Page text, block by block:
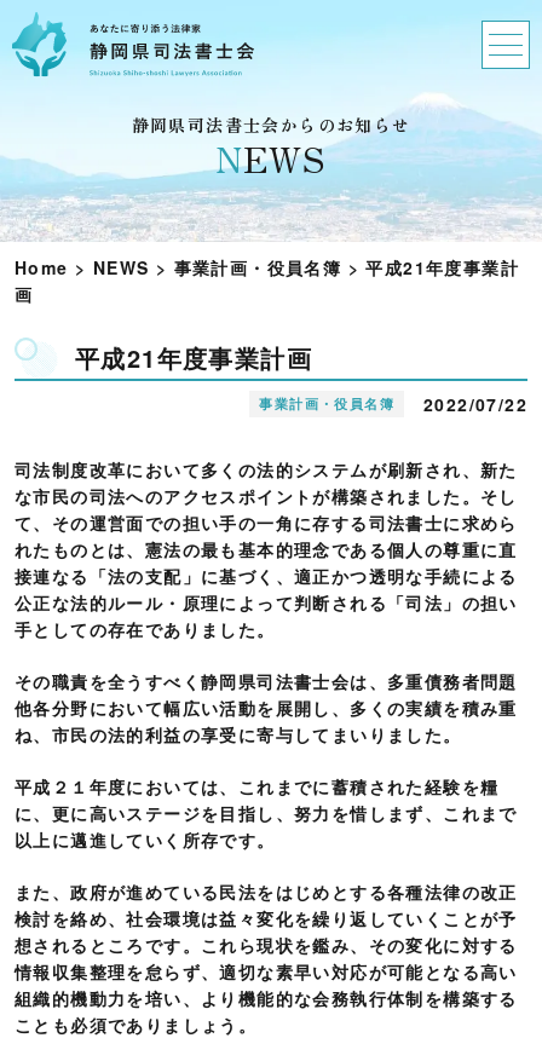
静岡県司法書士会からのお知らせ
NEWS
Home > NEWS > 事業計画・役員名簿 >平成21年度事業計
画
平成21年度事業計画
事業計画・役員名簿 2022/07/22
司法制度改革において多くの法的システムが刷新され、新た
な市民の司法へのアクセスポイントが構築されました。そし
て、その運営面での担い手の一角に存する司法書士に求めら
れたものとは、憲法の最も基本的理念である個人の尊重に直
接連なる「法の支配」に基づく、適正かつ透明な手続による
公正な法的ルール・原理によって判断される「司法」の担い
手としての存在でありました。
その職責を全うすべく静岡県司法書士会は、多重債務者問題
他各分野において幅広い活動を展開し、多くの実績を積み重
ね、市民の法的利益の享受に寄与してまいりました。
平成２１年度においては、これまでに蓄積された経験を糧
に、更に高いステージを目指し、努力を惜しまず、これまで
以上に邁進していく所存です。
また、政府が進めている民法をはじめとする各種法律の改正
検討を絡め、社会環境は益々変化を繰り返していくことが予
想されるところです。これら現状を鑑み、その変化に対する
情報収集整理を怠らず、適切な素早い対応が可能となる高い
組織的機動力を培い、より機能的な会務執行体制を構築する
ことも必須でありましょう。